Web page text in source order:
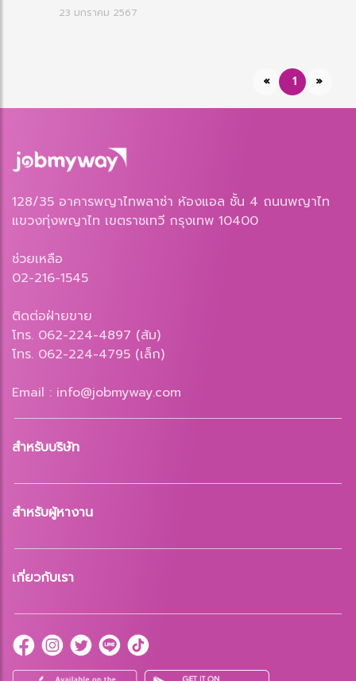
23 มกราคม 2567
« 1 »
128/35 อาคารพญาไทพลาซ่า ห้องแอล ชั้น 4 ถนนพญาไท
แขวงทุ่งพญาไท เขตราชเทวี กรุงเทพ 10400
ช่วยเหลือ
02-216-1545
ติดต่อฝ่ายขาย
โทร. 062-224-4897 (ส้ม)
โทร. 062-224-4795 (เล็ก)
Email : info@jobmyway.com
สำหรับบริษัท
สำหรับผู้หางาน
เกี่ยวกับเรา